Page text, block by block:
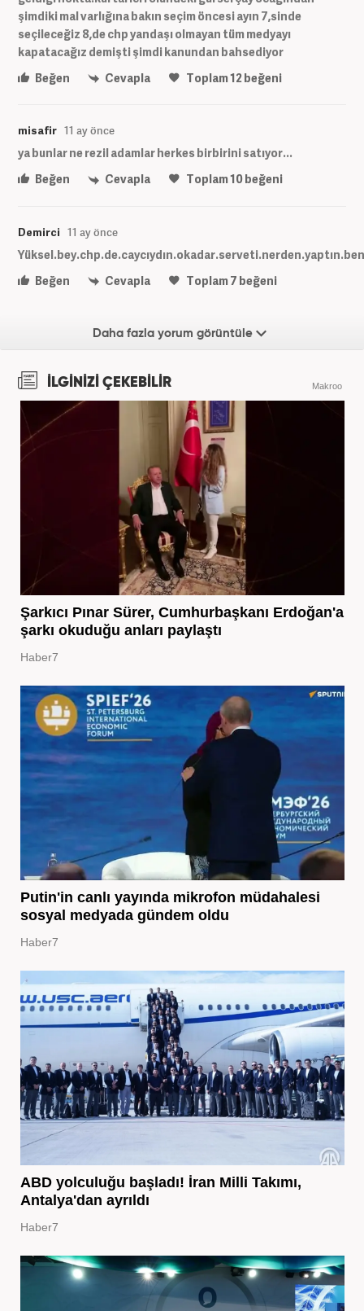
şimdiki mal varlığına bakın seçim öncesi ayın 7,sinde
seçileceğiz 8,de chp yandaşı olmayan tüm medyayı
kapatacağız demişti şimdi kanundan bahsediyor
Beğen
Cevapla Toplam12beğeni
misafir 11 ay önce
ya bunlar ne rezil adamlar herkes birbirini satıyor...
Beğen
Cevapla Toplam10beğeni
Demirci 11 ay önce
Beğen
Cevapla Toplam7 beğeni
Daha fazla yorum görüntüle
İLGİNİZİ ÇEKEBİLİR Makroo
Şarkıcı Pınar Sürer, Cumhurbaşkanı Erdoğan'a
şarkı okuduğu anları paylaştı
Haber7
Putin'in canlı yayında mikrofon müdahalesi
sosyal medyada gündem oldu
Haber7
ABD yolculuğu başladı! İran Milli Takımı,
Antalya'dan ayrıldı
Haber7